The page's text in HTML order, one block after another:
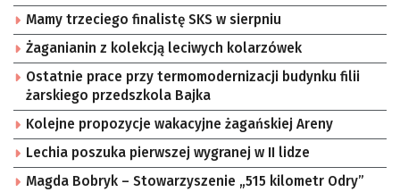
Mamy trzeciego finalistę SKS w sierpniu
Żaganianin z kolekcją leciwych kolarzówek
Ostatnie prace przy termomodernizacji budynku filii
żarskiego przedszkola Bajka
Kolejne propozycje wakacyjne żagańskiej Areny
Lechia poszuka pierwszej wygranej w II lidze
Magda Bobryk – Stowarzyszenie „515 kilometr Odry”